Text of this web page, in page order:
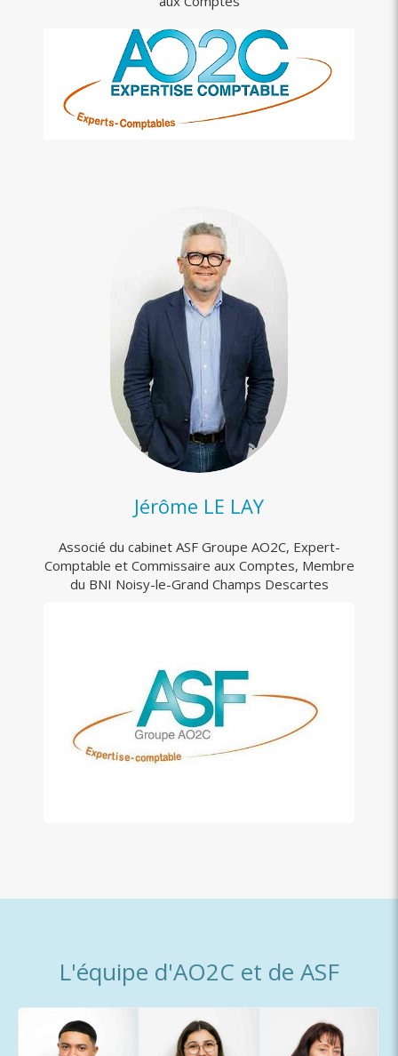
Jérôme LE LAY
Associé du cabinet ASF Groupe AO2C, Expert-
Comptable et Commissaire aux Comptes, Membre
du BNI Noisy-le-Grand Champs Descartes
L'équipe d'AO2C et de ASF